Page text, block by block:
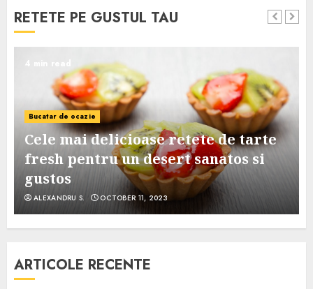
RETETE PE GUSTUL TAU
4 min read
Bucatar de ocazie
Cele mai delicioase retete de tarte
fresh pentru un desert sanatos si
gustos
ALEXANDRU S. OCTOBER 11, 2023
ARTICOLE RECENTE